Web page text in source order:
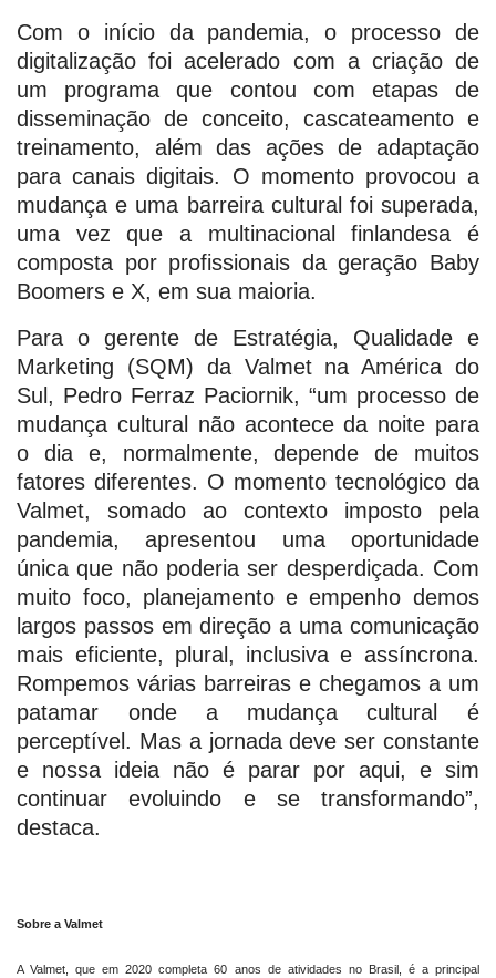
Com o início da pandemia, o processo de
digitalização foi acelerado com a criação de
um programa que contou com etapas de
disseminação de conceito, cascateamento e
treinamento, além das ações de adaptação
para canais digitais. O momento provocou a
mudança e uma barreira cultural foi superada,
uma vez que a multinacional finlandesa é
composta por profissionais da geração Baby
Boomers e X, em sua maioria.
Para o gerente de Estratégia, Qualidade e
Marketing (SQM) da Valmet na América do
Sul, Pedro Ferraz Paciornik, “um processo de
mudança cultural não acontece da noite para
o dia e, normalmente, depende de muitos
fatores diferentes. O momento tecnológico da
Valmet, somado ao contexto imposto pela
pandemia, apresentou uma oportunidade
única que não poderia ser desperdiçada. Com
muito foco, planejamento e empenho demos
largos passos em direção a uma comunicação
mais eficiente, plural, inclusiva e assíncrona.
Rompemos várias barreiras e chegamos a um
patamar onde a mudança cultural é
perceptível. Mas a jornada deve ser constante
e nossa ideia não é parar por aqui, e sim
continuar evoluindo e se transformando”,
destaca.
Sobre a Valmet
A Valmet, que em 2020 completa 60 anos de atividades no Brasil, é a principal